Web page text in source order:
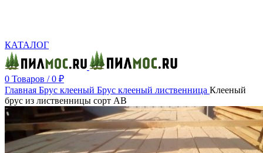
КАТАЛОГ
0 Товаров / 0 ₽
Главная Брус клееный Брус клееный лиственница Клееный
брус из лиственницы сорт АВ